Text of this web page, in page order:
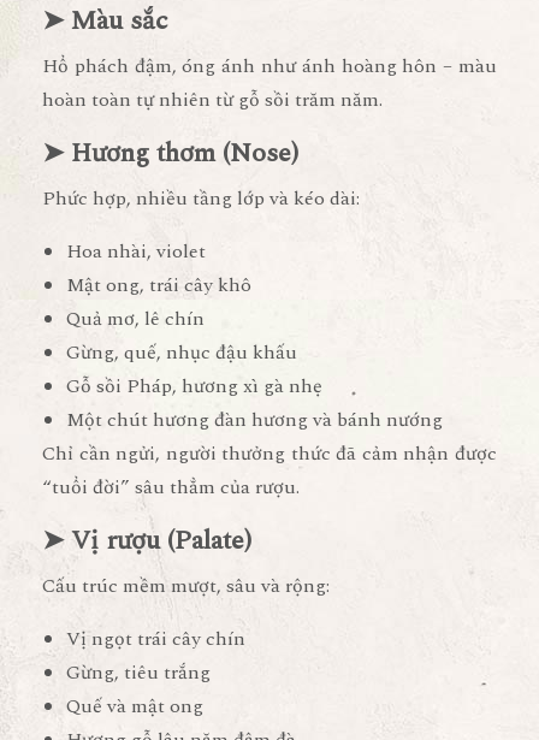
➤ Màu sắc
Hổ phách đậm, óng ánh như ánh hoàng hôn – màu
hoàn toàn tự nhiên từ gỗ sồi trăm năm.
➤ Hương thơm (Nose)
Phức hợp, nhiều tầng lớp và kéo dài:
Hoa nhài, violet
Mật ong, trái cây khô
Quả mơ, lê chín
Gừng, quế, nhục đậu khấu
Gỗ sồi Pháp, hương xì gà nhẹ
Một chút hương đàn hương và bánh nướng
Chỉ cần ngửi, người thưởng thức đã cảm nhận được
“tuổi đời” sâu thẳm của rượu.
➤ Vị rượu (Palate)
Cấu trúc mềm mượt, sâu và rộng:
Vị ngọt trái cây chín
Gừng, tiêu trắng
Quế và mật ong